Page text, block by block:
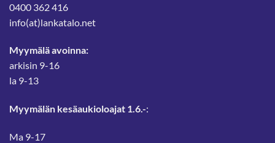
0400 362 416
info(at)lankatalo.net
Myymälä avoinna:
arkisin 9-16
la 9-13
Myymälän kesäaukioloajat 1.6.-:
Ma 9-17